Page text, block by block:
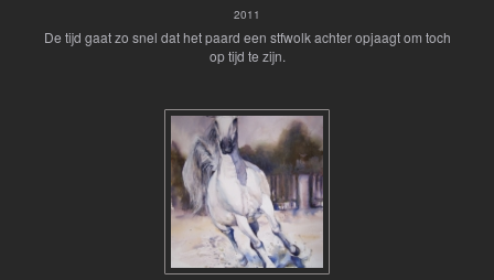
2011
De tijd gaat zo snel dat het paard een stfwolk achter opjaagt om toch
op tijd te zijn.